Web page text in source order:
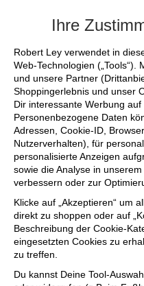
Ihre
Robert Ley verwendet in
Web-Technologien
und unsere Partner
Shoppingerlebnis und unser
Dir interessante Werbung
Personenbezogene Daten
Adressen, Cookie-ID,
Nutzerverhalten), für
personalisierte Anzeigen
sowie die Analyse in
verbessern oder zur
Klicke auf „Akzeptieren“ um
direkt zu shoppen oder auf
Beschreibung der Cookie-
eingesetzten Cookies zu
zu treffen.
Du kannst Deine Tool-